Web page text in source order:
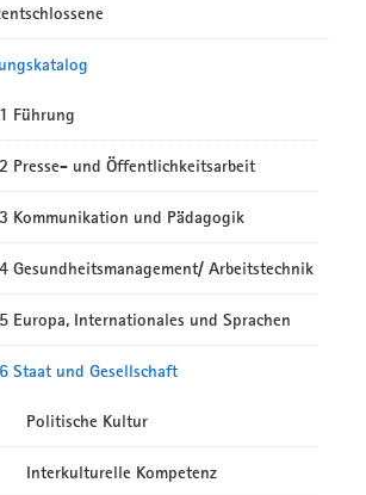
Führung
Presse- und Öffentlichkeitsarbeit
Kommunikation und Pädagogik
Gesundheitsmanagement/ Arbeitstechnik
Europa, Internationales und Sprachen
Staat und Gesellschaft
Politische Kultur
Interkulturelle Kompetenz